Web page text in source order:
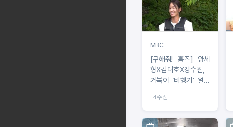
MBC
[구해줘! 홈즈] 양세
형X김대호X경수진,
거북이 ‘비행기’ 열창
드 하우스 노래방 옵
션 체크!
4주전